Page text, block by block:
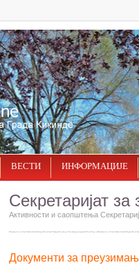
ВЕСТИ ИНФОРМАЦИЈЕ
Секретаријат
Активности и саопштења
Документи за